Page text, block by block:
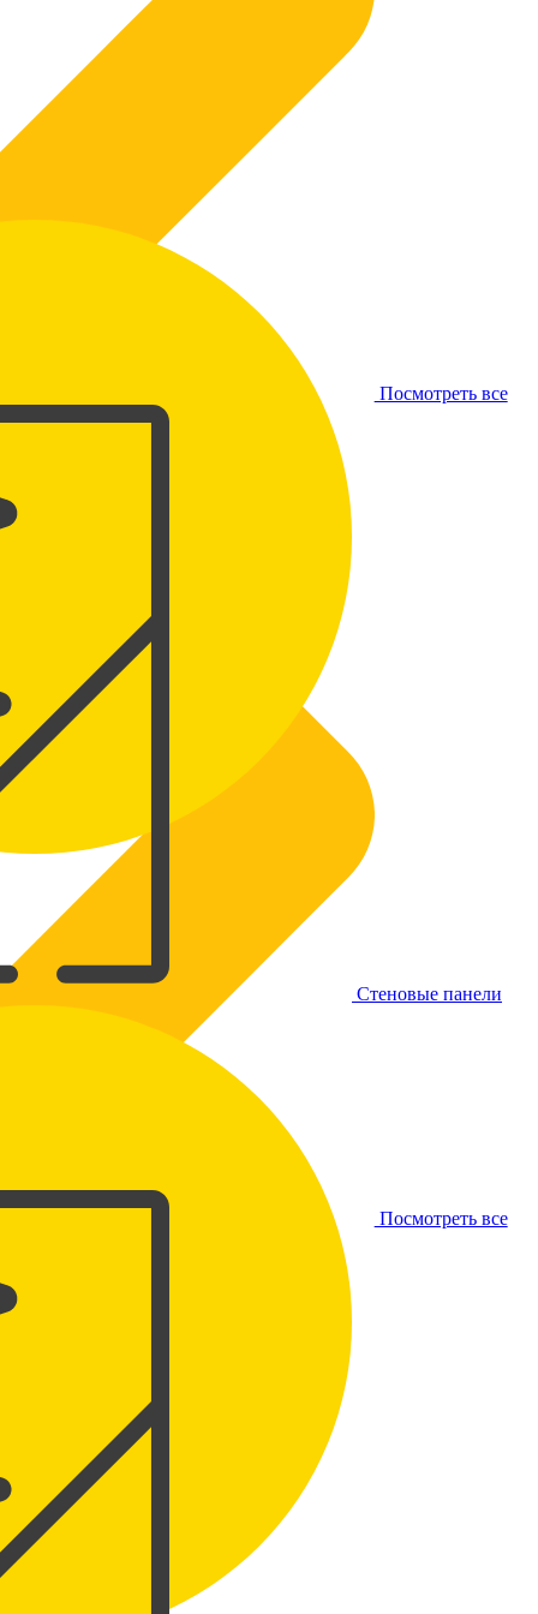
Посмотреть все
Посмотреть все
Стеновые панели